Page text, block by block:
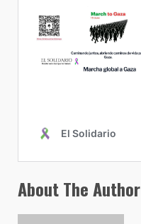
About The Author